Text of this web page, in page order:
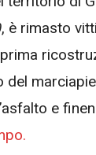
, è rimasto
del
e